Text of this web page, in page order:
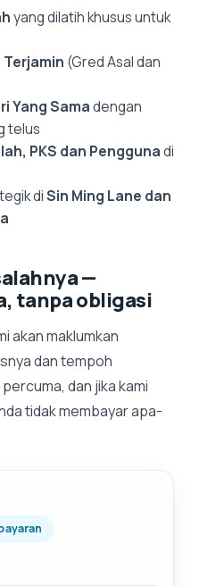
yang dilatih khusus untuk
(Gred Asal dan
Yang Samadengan
telus
PKS dan Penggunadi
diSin Ming Lane dan
—
tanpa obligasi
akan maklumkan
dan tempoh
dan jika kami
tidak membayar apa-